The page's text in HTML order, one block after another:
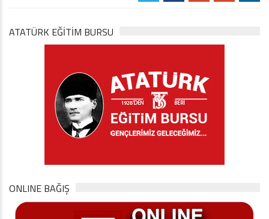
ATATÜRK EĞITIM BURSU
ONLINE BAĞIŞ